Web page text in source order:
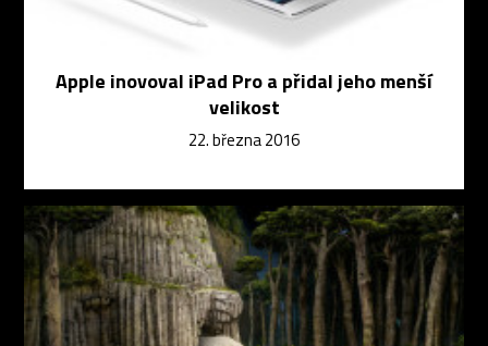
Apple inovoval iPad Pro a přidal jeho menší
velikost
22. března 2016